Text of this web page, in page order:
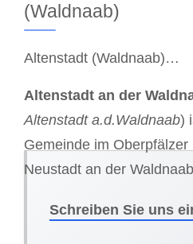
(Waldnaab)
Altenstadt (Waldnaab)…
Altenstadt an der
Altenstadt a.d.Waldnaab)
Gemeinde im Oberpfälzer
Neustadt an der
Schreiben Sie uns